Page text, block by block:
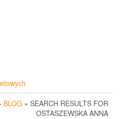
BLOG » SEARCH RESULTS FOR
OSTASZEWSKA ANNA